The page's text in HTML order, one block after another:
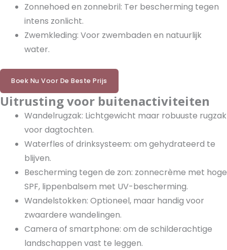
Zonnehoed en zonnebril: Ter bescherming tegen
intens zonlicht.
Zwemkleding: Voor zwembaden en natuurlijk
water.
Boek Nu Voor De Beste Prijs
Uitrusting voor buitenactiviteiten
Wandelrugzak: Lichtgewicht maar robuuste rugzak
voor dagtochten.
Waterfles of drinksysteem: om gehydrateerd te
blijven.
Bescherming tegen de zon: zonnecrème met hoge
SPF, lippenbalsem met UV-bescherming.
Wandelstokken: Optioneel, maar handig voor
zwaardere wandelingen.
Camera of smartphone: om de schilderachtige
landschappen vast te leggen.